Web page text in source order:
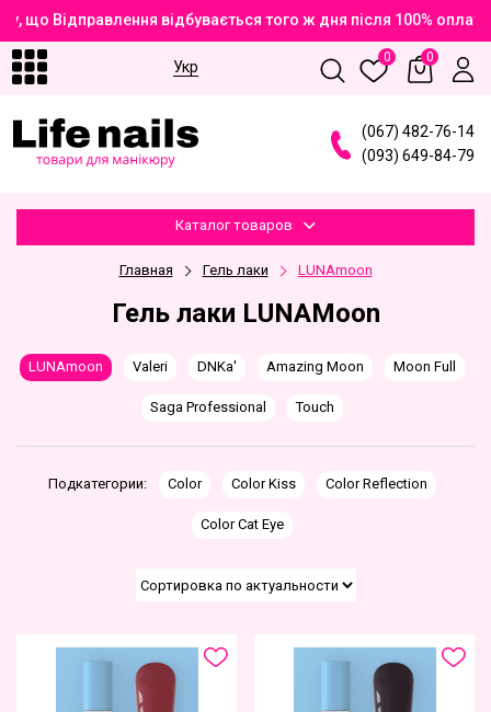
що Відправлення відбувається того ж дня після 100%
Укр
0 0
(067) 482-76-14
(093) 649-84-79
Каталог товаров
Главная Гель лаки LUNAmoon
Гель лаки LUNAMoon
LUNAmoon Valeri DNKa' Amazing Moon Moon Full
Saga Professional Touch
Подкатегории: Color Color Kiss Color Reflection
Color Cat Eye